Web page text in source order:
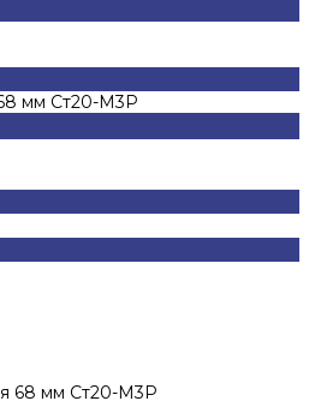
мм Ст20-М3Р